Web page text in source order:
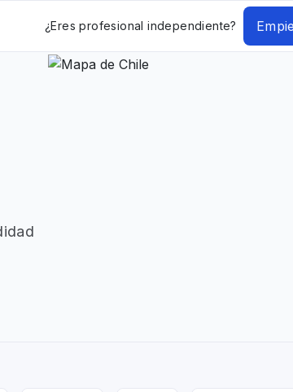
¿Eres profesional independiente?